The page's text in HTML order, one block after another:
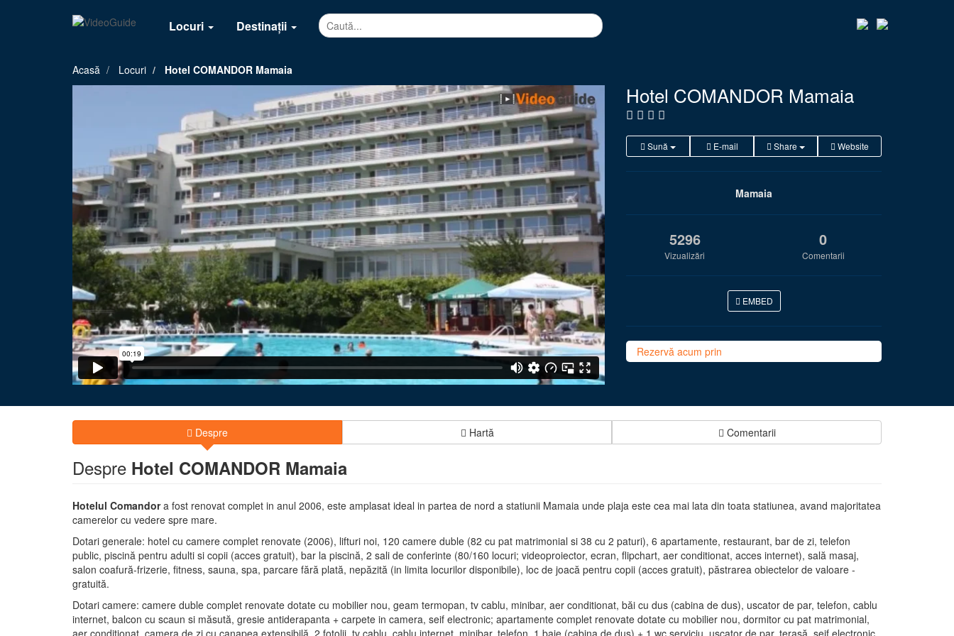
Locuri Destinații
Acasă Locuri Hotel COMANDOR Mamaia
Hotel COMANDOR Mamaia
Sună E-mail Share Website
Mamaia
5296
Vizualizări
0
Comentarii
EMBED
Rezervă acum prin
Despre Hartă Comentarii
Despre Hotel COMANDOR Mamaia
Hotelul Comandora fost renovat complet in anul 2006, este amplasat ideal in partea de nord a statiunii Mamaia unde plaja este cea mai lata din toata statiunea, avand majoritatea
camerelor cu vedere spre mare.
Dotari generale: hotel cu camere complet renovate (2006), lifturi noi, 120 camere duble (82 cu pat matrimonial si 38 cu 2 paturi), 6 apartamente, restaurant, bar de zi, telefon
public, piscină pentru adulti si copii (acces gratuit), bar la piscină, 2 sali de conferinte (80/160 locuri; videoproiector, ecran, flipchart, aer conditionat, acces internet), sală masaj,
salon coafură-frizerie, fitness, sauna, spa, parcare fără plată, nepăzită (in limita locurilor disponibile), loc de joacă pentru copii (acces gratuit), păstrarea obiectelor de valoare -
gratuită.
Dotari camere: camere duble complet renovate dotate cu mobilier nou, geam termopan, tv cablu, minibar, aer conditionat, băi cu dus (cabina de dus), uscator de par, telefon, cablu
internet, balcon cu scaun si măsută, gresie antiderapanta + carpete in camera, seif electronic; apartamente complet renovate dotate cu mobilier nou, dormitor cu pat matrimonial,
aer conditionat, camera de zi cu canapea extensibilă, 2 fotolii, tv cablu, cablu internet, minibar, telefon, 1 baie (cabina de dus) + 1 wc serviciu, uscator de par, terasă, seif electronic,